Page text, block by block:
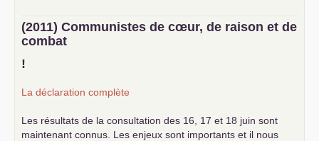
(2011) Communistes de cœur, de raison et de
combat
!
La déclaration complète
Les résultats de la consultation des 16, 17 et 18 juin sont
maintenant connus. Les enjeux sont importants et il nous